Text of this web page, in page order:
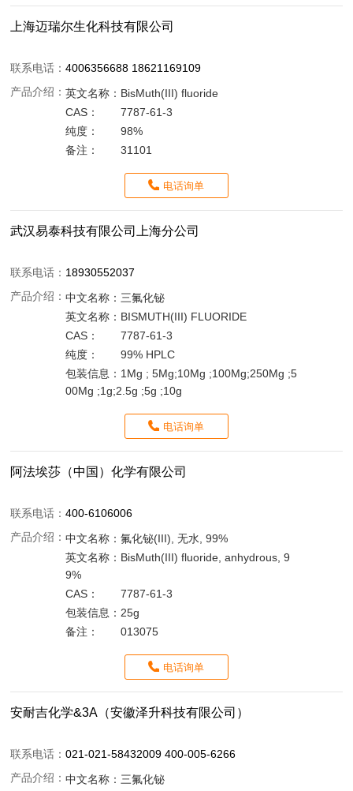
上海迈瑞尔生化科技有限公司
联系电话：4006356688 18621169109
产品介绍：英文名称： BisMuth(III) fluoride
CAS：
7787-61-3
纯度：
98%
备注：
31101
电话询单
武汉易泰科技有限公司上海分公司
联系电话： 18930552037
产品介绍：中文名称： 三氟化铋
英文名称： BISMUTH(III) FLUORIDE
CAS：
7787-61-3
纯度：
99% HPLC
包装信息： 1Mg ; 5Mg;10Mg ;100Mg;250Mg ;5
00Mg ;1g;2.5g ;5g ;10g
电话询单
阿法埃莎（中国）化学有限公司
联系电话：400-6106006
产品介绍：中文名称：氟化铋(III), 无水, 99%
英文名称： BisMuth(III) fluoride, anhydrous, 9
9%
CAS：
7787-61-3
包装信息： 25g
备注：
013075
电话询单
安耐吉化学&3A（安徽泽升科技有限公司）
联系电话：021-021-58432009 400-005-6266
产品介绍：中文名称： 三氟化铋